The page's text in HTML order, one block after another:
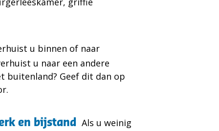
u binnen of naar
u naar een andere
buitenland? Geef dit dan op
en bijstand
Als u weinig